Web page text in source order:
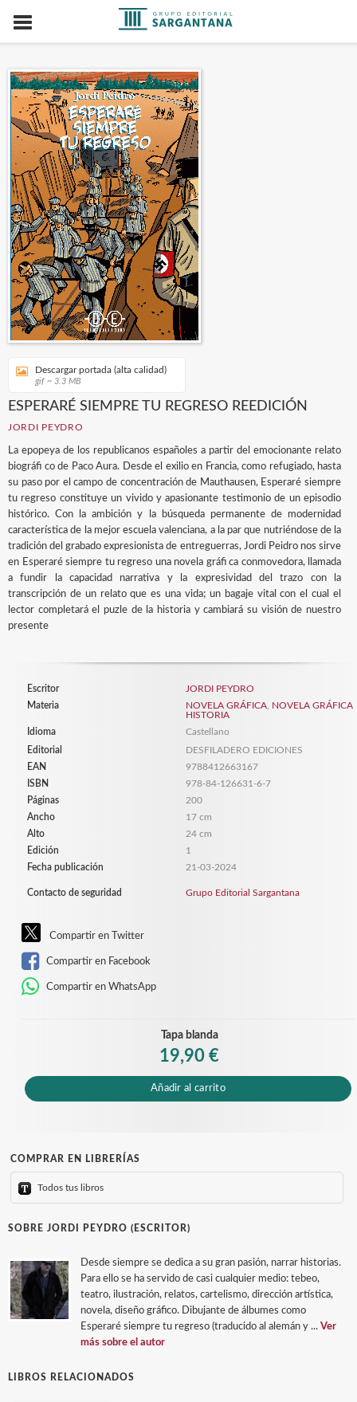
Descargar portada (alta calidad)
gif ~ 3.3 MB
ESPERARÉ SIEMPRE TU REGRESO REEDICIÓN
JORDI PEYDRO
La epopeya de los republicanos españoles a partir del emocionante relato
biográfi co de Paco Aura. Desde el exilio en Francia, como refugiado, hasta
su paso por el campo de concentración de Mauthausen, Esperaré siempre
tu regreso constituye un vivido y apasionante testimonio de un episodio
histórico. Con la ambición y la búsqueda permanente de modernidad
característica de la mejor escuela valenciana, a la par que nutriéndose de la
tradición del grabado expresionista de entreguerras, Jordi Peidro nos sirve
en Esperaré siempre tu regreso una novela gráfi ca conmovedora, llamada
a fundir la capacidad narrativa y la expresividad del trazo con la
transcripción de un relato que es una vida; un bagaje vital con el cual el
lector completará el puzle de la historia y cambiará su visión de nuestro
presente
Escritor
JORDI PEYDRO
Materia
NOVELA GRÁFICA, NOVELA GRÁFICA
HISTORIA
Idioma
Castellano
Editorial
DESFILADERO EDICIONES
EAN
9788412663167
ISBN
978-84-126631-6-7
Páginas
200
Ancho
17 cm
Alto
24 cm
Edición
1
Fecha publicación
21-03-2024
Contacto de seguridad Grupo Editorial Sargantana
Compartir en Twitter
Compartir en Facebook
Compartir en WhatsApp
Tapa blanda
19,90 €
Añadir al carrito
COMPRAR EN LIBRERÍAS
Todos tus libros
SOBRE JORDI PEYDRO (ESCRITOR)
Desde siempre se dedica a su gran pasión, narrar historias.
Para ello se ha servido de casi cualquier medio: tebeo,
teatro, ilustración, relatos, cartelismo, dirección artística,
novela, diseño gráfico. Dibujante de álbumes como
Esperaré siempre tu regreso (traducido al alemán y ... Ver
más sobre el autor
LIBROS RELACIONADOS